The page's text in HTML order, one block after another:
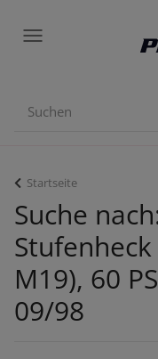
Startseite
Suche
Stufenheck
M19), 60
09/98